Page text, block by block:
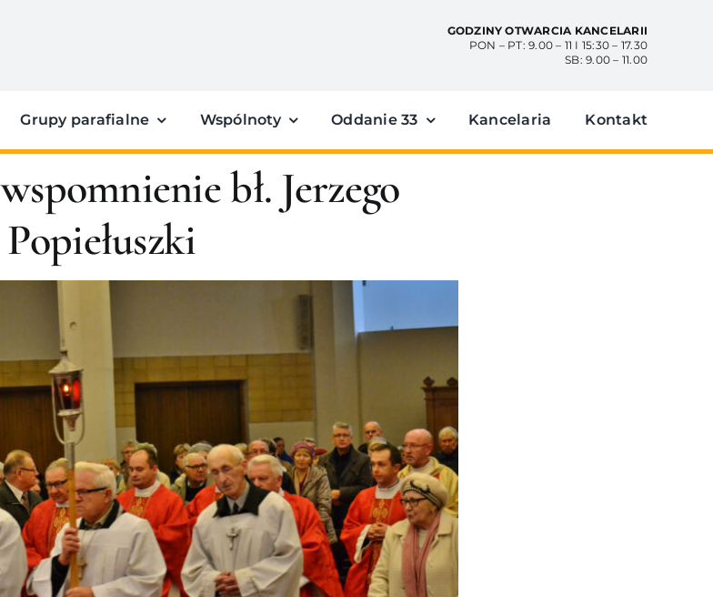
GODZINY OTWARCIA KANCELARII
PON – PT: 9.00 – 11 I 15:30 – 17.30
SB: 9.00 – 11.00
Grupy parafialne Wspólnoty Oddanie 33 Kancelaria Kontakt
bł. Jerzego
Popiełuszki